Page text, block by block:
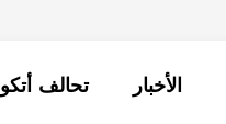
الأخبار تحالف أتكو